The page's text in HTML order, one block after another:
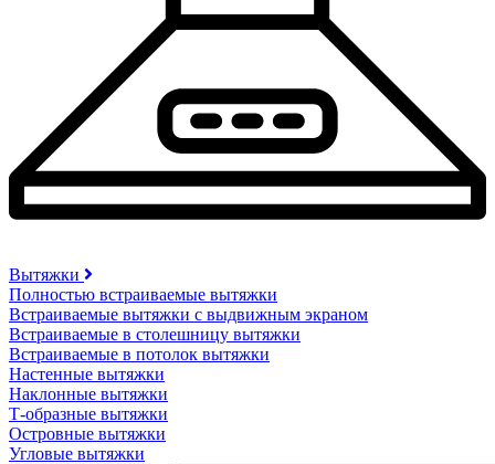
Вытяжки
Полностью встраиваемые вытяжки
Встраиваемые вытяжки с выдвижным экраном
Встраиваемые в столешницу вытяжки
Встраиваемые в потолок вытяжки
Настенные вытяжки
Наклонные вытяжки
Т-образные вытяжки
Островные вытяжки
Угловые вытяжки